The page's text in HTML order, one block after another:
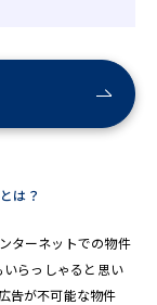
は？
ターネットでの物件
らっしゃると思い
告が不可能な物件